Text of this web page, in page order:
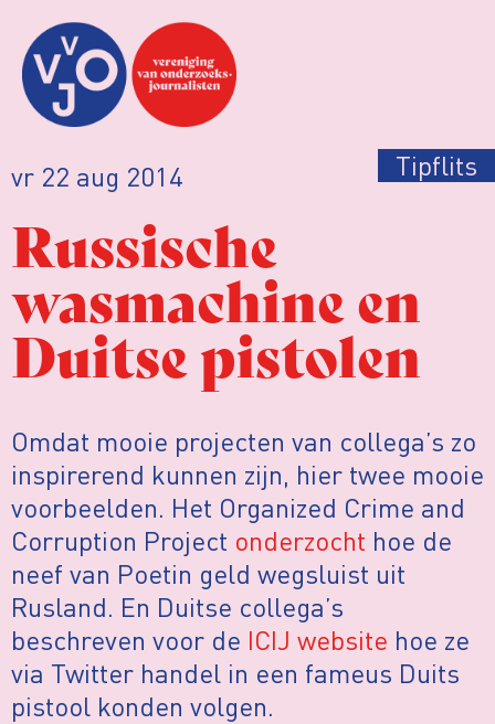
vr 22 aug 2014 Tipflits
Russische
wasmachine en
Duitse pistolen
Omdat mooie projecten van collega’s zo
inspirerend kunnen zijn, hier twee mooie
voorbeelden. Het Organized Crime and
Corruption Project onderzocht hoe de
neef van Poetin geld wegsluist uit
Rusland. En Duitse collega’s
beschreven voor de ICIJ website hoe ze
via Twitter handel in een fameus Duits
pistool konden volgen.